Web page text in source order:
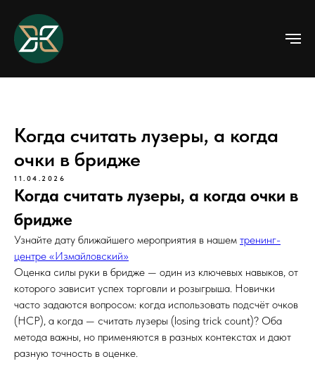
Когда считать лузеры, а когда
очки в бридже
11.04.2026
Когда считать лузеры, а когда очки в
бридже
Узнайте дату ближайшего мероприятия в нашем тренинг-
центре «Измайловский»
Оценка силы руки в бридже — один из ключевых навыков, от
которого зависит успех торговли и розыгрыша. Новички
часто задаются вопросом: когда использовать подсчёт очков
(HCP), а когда — считать лузеры (losing trick count)? Оба
метода важны, но применяются в разных контекстах и дают
разную точность в оценке.